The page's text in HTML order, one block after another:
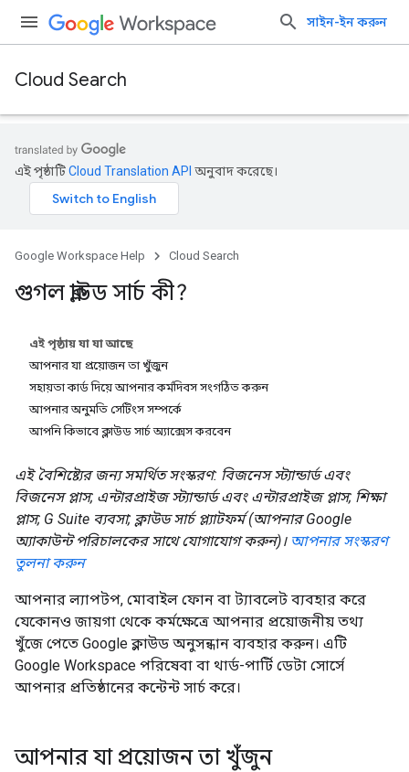
সাইন-ইন করুন
Cloud Search
এই পৃষ্ঠাটিCloud Translation API অনুবাদ করেছে।
Google Workspace Help Cloud Search
গুগল ক্লাউড সার্চ কী?
এই পৃষ্ঠায় যা যা আছে
আপনার যা প্রয়োজন তা খুঁজুন
সহায়তা কার্ড দিয়ে আপনার কর্মদিবস সংগঠিত করুন
আপনার অনুমতি সেটিংস সম্পর্কে
আপনি কিভাবে ক্লাউড সার্চ অ্যাক্সেস করবেন
এই বৈশিষ্ট্যের জন্য সমর্থিত সংস্করণ: বিজনেস স্ট্যান্ডার্ড এবং
বিজনেস প্লাস; এন্টারপ্রাইজ স্ট্যান্ডার্ড এবং এন্টারপ্রাইজ প্লাস; শিক্ষা
প্লাস; G Suite ব্যবসা; ক্লাউড সার্চ প্ল্যাটফর্ম (আপনার Google
অ্যাকাউন্ট পরিচালকের সাথে যোগাযোগ করুন)। আপনার সংস্করণ
তুলনা করুন
আপনার ল্যাপটপ, মোবাইল ফোন বা ট্যাবলেট ব্যবহার করে
যেকোনও জায়গা থেকে কর্মক্ষেত্রে আপনার প্রয়োজনীয় তথ্য
খুঁজে পেতে Google ক্লাউড অনুসন্ধান ব্যবহার করুন। এটি
Google Workspace পরিষেবা বা থার্ড-পার্টি ডেটা সোর্সে
আপনার প্রতিষ্ঠানের কন্টেন্ট সার্চ করে।
আপনার যা প্রয়োজন তা খুঁজুন